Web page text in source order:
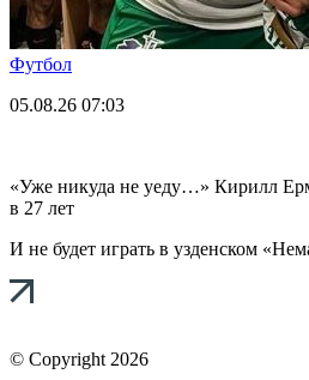
Футбол
05.08.26 07:03
«Уже никуда не уеду…» Кирилл
в 27 лет
И не будет играть в узденском
© Copyright 2026